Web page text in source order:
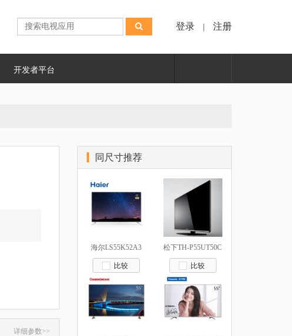
登录 注册
开发者平台
详细参数>>
同尺寸推荐
海尔LS55K52A3
比较
松下TH-P55UT50C
比较